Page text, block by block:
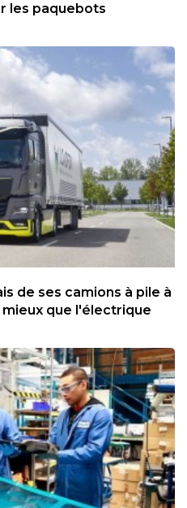
les paquebots
de ses camions à pile à
que l'électrique